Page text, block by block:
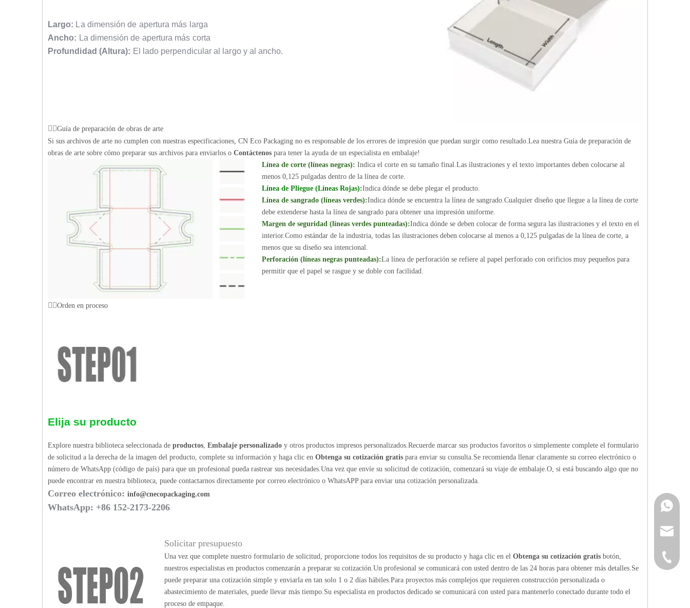
Largo: La dimensión de apertura más larga
Ancho: La dimensión de apertura más corta
Profundidad (Altura): El lado perpendicular al largo y al ancho.
Guía de preparación de obras de arte
Si sus archivos de arte no cumplen con nuestras especificaciones, CN Eco Packaging no es responsable de los errores de impresión que puedan surgir como resultado.Lea nuestra Guía de preparación de
obras de arte sobre cómo preparar sus archivos para enviarlos o Contáctenos para tener la ayuda de un especialista en embalaje!
Línea de corte (líneas negras): Indica el corte en su tamaño final.Las ilustraciones y el texto importantes deben colocarse al
menos 0,125 pulgadas dentro de la línea de corte.
Línea de Pliegue (Líneas Rojas):Indica dónde se debe plegar el producto.
Línea de sangrado (líneas verdes):Indica dónde se encuentra la línea de sangrado.Cualquier diseño que llegue a la línea de corte
debe extenderse hasta la línea de sangrado para obtener una impresión uniforme.
Margen de seguridad (líneas verdes punteadas):Indica dónde se deben colocar de forma segura las ilustraciones y el texto en el
interior.Como estándar de la industria, todas las ilustraciones deben colocarse al menos a 0,125 pulgadas de la línea de corte, a
menos que su diseño sea intencional.
Perforación (líneas negras punteadas):La línea de perforación se refiere al papel perforado con orificios muy pequeños para
permitir que el papel se rasgue y se doble con facilidad.
Orden en proceso
Elija su producto
Explore nuestra biblioteca seleccionada de productos Embalaje personalizado y otros productos impresos personalizados.Recuerde marcar sus productos favoritos o simplemente complete el formulario
de solicitud a la derecha de la imagen del producto, complete su información y haga clic en Obtenga su cotización gratis para enviar su consulta.Se recomienda llenar claramente su correo electrónico o
número de WhatsApp (código de país) para que un profesional pueda rastrear sus necesidades.Una vez que envíe su solicitud de cotización, comenzará su viaje de embalaje.O, si está buscando algo que no
puede encontrar en nuestra biblioteca, puede contactarnos directamente por correo electrónico o WhatsAPP para enviar una cotización personalizada.
Correo electrónico: info@cnecopackaging.com
WhatsApp: +86 152-2173-2206
Solicitar presupuesto
Una vez que complete nuestro formulario de solicitud, proporcione todos los requisitos de su producto y haga clic en elObtenga su cotización gratis botón,
nuestros especialistas en productos comenzarán a preparar su cotización.Un profesional se comunicará con usted dentro de las 24 horas para obtener más detalles.Se
puede preparar una cotización simple y enviarla en tan solo 1 o 2 días hábiles.Para proyectos más complejos que requieren construcción personalizada o
abastecimiento de materiales, puede llevar más tiempo.Su especialista en productos dedicado se comunicará con usted para mantenerlo conectado durante todo el
proceso de empaque.
+86-